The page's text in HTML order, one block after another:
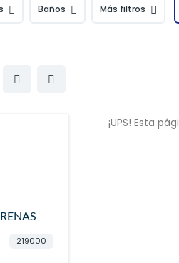
Baños Más filtros
219000
¡UPS! Esta